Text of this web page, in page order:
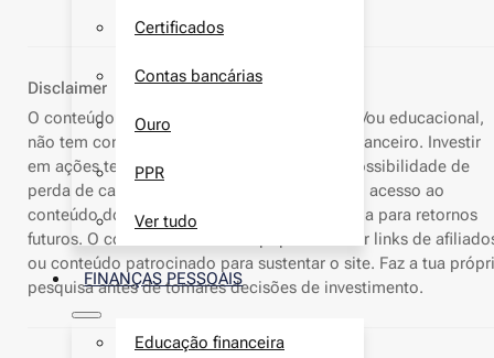
Certificados
Contas bancárias
Ouro
PPR
Ver tudo
FINANÇAS PESSOAIS
Educação financeira
Disclaimer
O conteúdo deste site é apenas informativo e/ou educacional,
não tem como objetivo o aconselhamento financeiro. Investir
em ações tem elevados riscos, incluindo a possibilidade de
perda de capital. Resultados passados nem o acesso ao
conteúdo do nosso site deve servir de garantia para retornos
futuros. O conteúdo do Investir.pt pode conter links de
ou conteúdo patrocinado para sustentar o site. Faz a tua
pesquisa antes de tomares decisões de investimento.